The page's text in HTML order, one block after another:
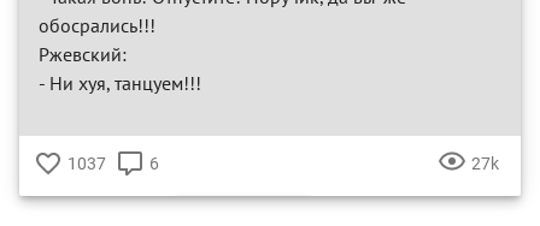
обосрались!!!
Ржевский:
- Ни хуя, танцуем!!!
♥
1037
КОММЕНТАРИЕВ
6 27k